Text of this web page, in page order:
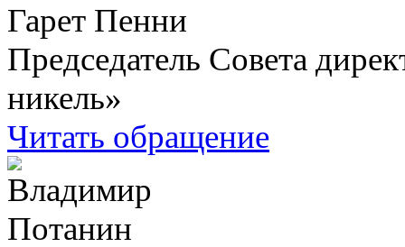
Гарет Пенни
Председатель Совета
никель»
Читать обращение